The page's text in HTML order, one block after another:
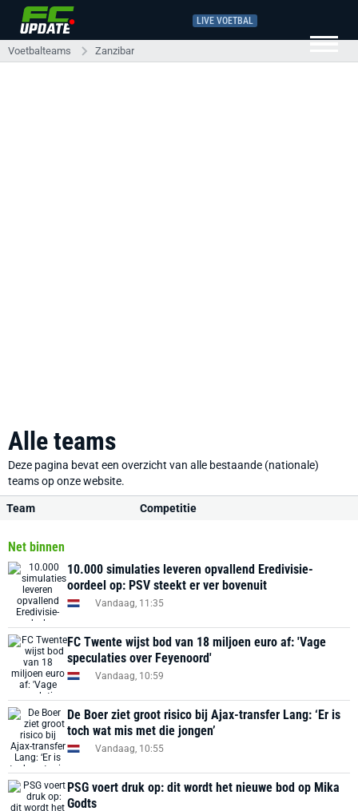
LIVE VOETBAL
Voetbalteams Zanzibar
Alle teams
Deze pagina bevat een overzicht van alle bestaande (nationale)
teams op onze website.
Team Competitie
Net binnen
10.000 simulaties leveren opvallend Eredivisie-
oordeel op: PSV steekt er ver bovenuit
Vandaag, 11:35
FC Twente wijst bod van 18 miljoen euro af: 'Vage
speculaties over Feyenoord'
Vandaag, 10:59
De Boer ziet groot risico bij Ajax-transfer Lang: ‘Er is
toch wat mis met die jongen’
Vandaag, 10:55
PSG voert druk op: dit wordt het nieuwe bod op Mika
Godts